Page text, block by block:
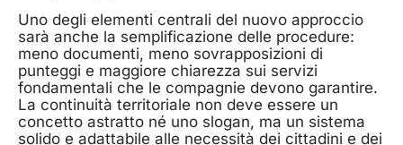
Uno degli elementi centrali del nuovo approccio
sarà anche la semplificazione delle procedure:
meno documenti, meno sovrapposizioni di
punteggi e maggiore chiarezza sui servizi
fondamentali che le compagnie devono garantire.
La continuità territoriale non deve essere un
concetto astratto né uno slogan, ma un sistema
solido e adattabile alle necessità dei cittadini e dei